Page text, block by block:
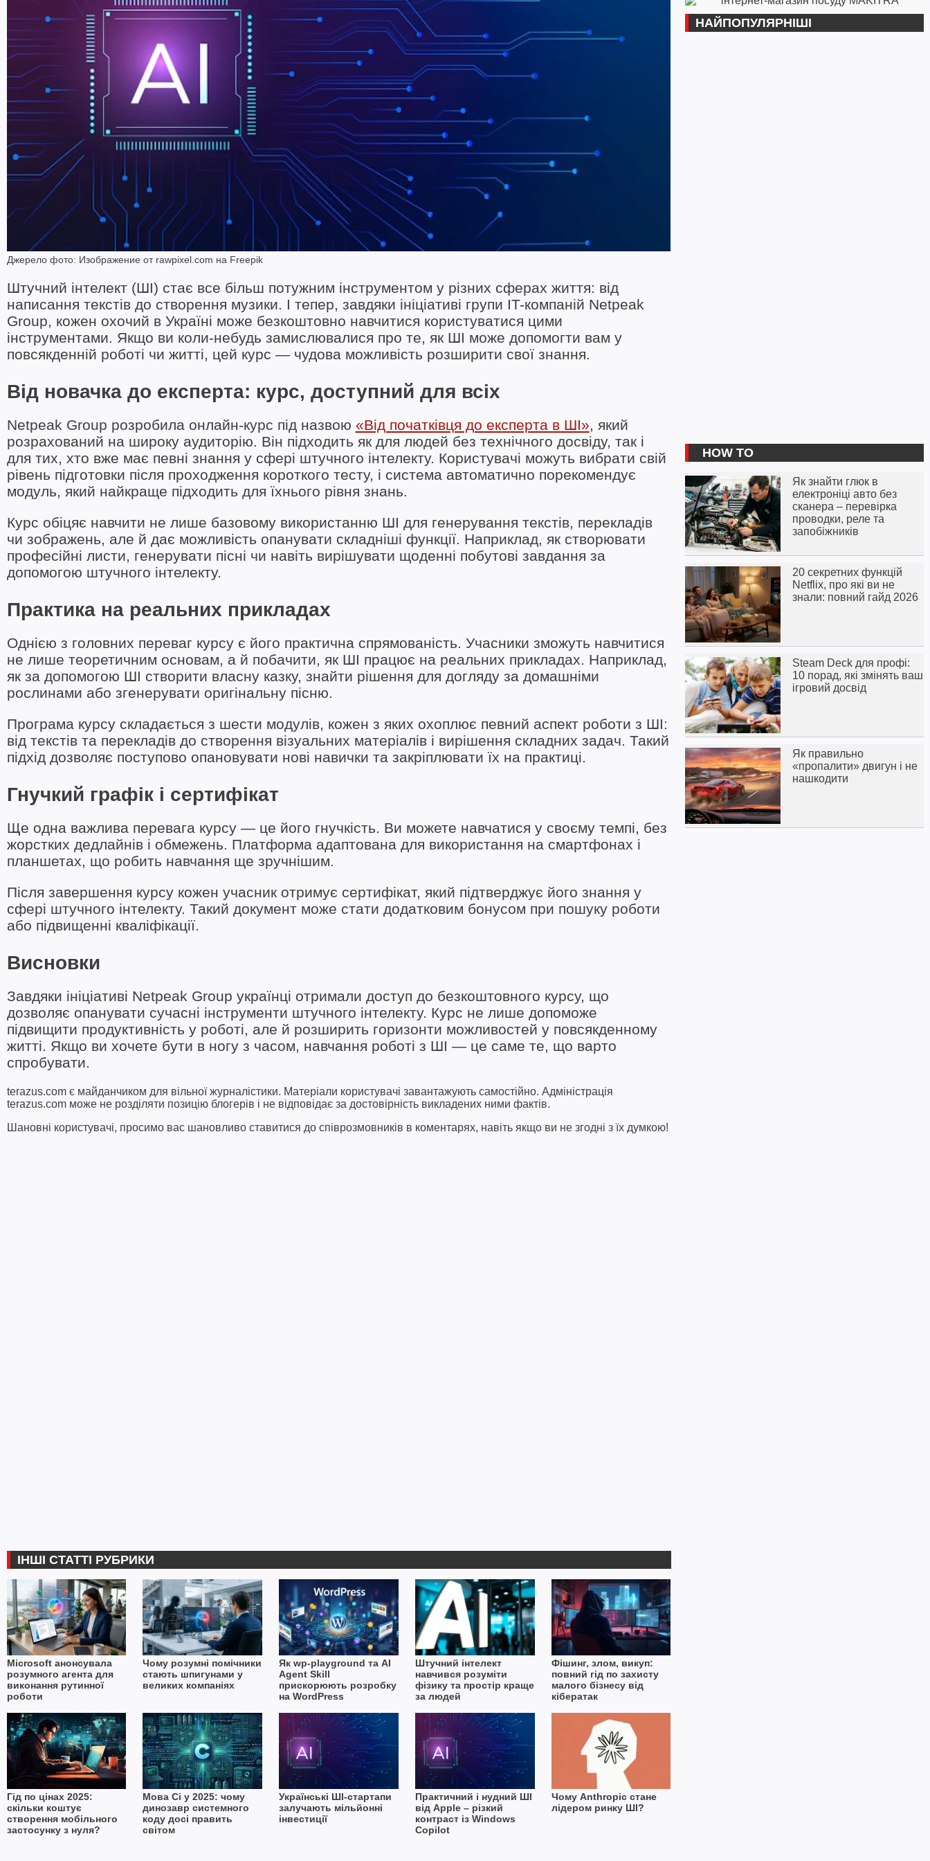
Джерело фото: Изображение от rawpixel.com на Freepik
Штучний інтелект (ШІ) стає все більш потужним інструментом у різних сферах життя: від
написання текстів до створення музики. І тепер, завдяки ініціативі групи IT-компаній Netpeak
Group, кожен охочий в Україні може безкоштовно навчитися користуватися цими
інструментами. Якщо ви коли-небудь замислювалися про те, як ШІ може допомогти вам у
повсякденній роботі чи житті, цей курс — чудова можливість розширити свої знання.
Від новачка до експерта: курс, доступний для всіх
Netpeak Group розробила онлайн-курс під назвою «Від початківця до експерта в ШІ», який
розрахований на широку аудиторію. Він підходить як для людей без технічного досвіду, так і
для тих, хто вже має певні знання у сфері штучного інтелекту. Користувачі можуть вибрати свій
рівень підготовки після проходження короткого тесту, і система автоматично порекомендує
модуль, який найкраще підходить для їхнього рівня знань.
Курс обіцяє навчити не лише базовому використанню ШІ для генерування текстів, перекладів
чи зображень, але й дає можливість опанувати складніші функції. Наприклад, як створювати
професійні листи, генерувати пісні чи навіть вирішувати щоденні побутові завдання за
допомогою штучного інтелекту.
Практика на реальних прикладах
Однією з головних переваг курсу є його практична спрямованість. Учасники зможуть навчитися
не лише теоретичним основам, а й побачити, як ШІ працює на реальних прикладах. Наприклад,
як за допомогою ШІ створити власну казку, знайти рішення для догляду за домашніми
рослинами або згенерувати оригінальну пісню.
Програма курсу складається з шести модулів, кожен з яких охоплює певний аспект роботи з ШІ:
від текстів та перекладів до створення візуальних матеріалів і вирішення складних задач. Такий
підхід дозволяє поступово опановувати нові навички та закріплювати їх на практиці.
Гнучкий графік і сертифікат
Ще одна важлива перевага курсу — це його гнучкість. Ви можете навчатися у своєму темпі, без
жорстких дедлайнів і обмежень. Платформа адаптована для використання на смартфонах і
планшетах, що робить навчання ще зручнішим.
Після завершення курсу кожен учасник отримує сертифікат, який підтверджує його знання у
сфері штучного інтелекту. Такий документ може стати додатковим бонусом при пошуку роботи
або підвищенні кваліфікації.
Висновки
Завдяки ініціативі Netpeak Group українці отримали доступ до безкоштовного курсу, що
дозволяє опанувати сучасні інструменти штучного інтелекту. Курс не лише допоможе
підвищити продуктивність у роботі, але й розширить горизонти можливостей у повсякденному
житті. Якщо ви хочете бути в ногу з часом, навчання роботі з ШІ — це саме те, що варто
спробувати.
terazus.com є майданчиком для вільної журналістики. Матеріали користувачі завантажують самостійно. Адміністрація
terazus.com може не розділяти позицію блогерів і не відповідає за достовірність викладених ними фактів.
Шановні користувачі, просимо вас шановливо ставитися до співрозмовників в коментарях, навіть якщо ви не згодні з їх думкою!
ІНШІ СТАТТІ РУБРИКИ
Microsoft анонсувала
розумного агента для
виконання рутинної
роботи
Чому розумні помічники
стають шпигунами у
великих компаніях
Як wp-playground та AI
Agent Skill
прискорюють розробку
на WordPress
Штучний інтелект
навчився розуміти
фізику та простір краще
за людей
Фішинг, злом, викуп:
повний гід по захисту
малого бізнесу від
кібератак
Гід по цінах 2025:
скільки коштує
створення мобільного
застосунку з нуля?
Мова Сі у 2025: чому
динозавр системного
коду досі править
світом
Українські ШІ-стартапи
залучають мільйонні
інвестиції
Практичний і нудний ШІ
від Apple – різкий
контраст із Windows
Copilot
Чому Anthropic стане
лідером ринку ШІ?
НАЙПОПУЛЯРНІШІ
HOW TO
Як знайти глюк в
електроніці авто без
сканера – перевірка
проводки, реле та
запобіжників
20 секретних функцій
Netflix, про які ви не
знали: повний гайд 2026
Steam Deck для профі:
10 порад, які змінять ваш
ігровий досвід
Як правильно
«пропалити» двигун і не
нашкодити